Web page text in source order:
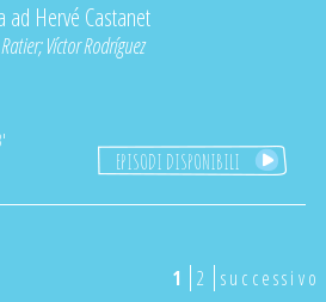
ad Hervé Castanet
;Víctor Rodríguez
EPISODI DISPONIBILI
1 2 successivo